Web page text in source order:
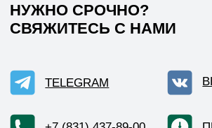
© 2026 HEADCRAFT Разработка сайта
*Данный интернет-сайт носит исключительно
информационный характер и ни при каких условиях